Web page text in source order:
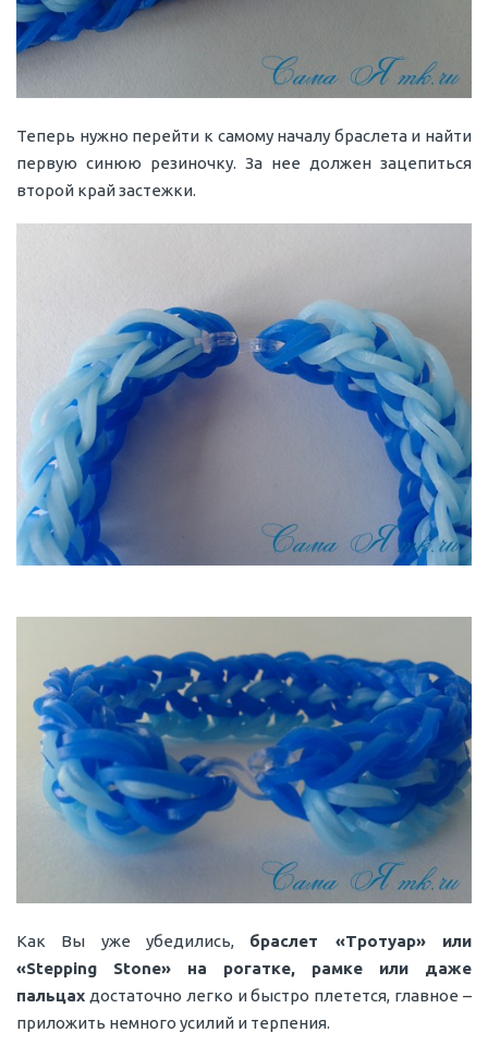
Теперь нужно перейти к самому началу браслета и найти
первую синюю резиночку. За нее должен зацепиться
второй край застежки.
Как Вы уже убедились, браслет «Тротуар» или
«Stepping Stone» на рогатке, рамке или даже
пальцах достаточно легко и быстро плетется, главное –
приложить немного усилий и терпения.